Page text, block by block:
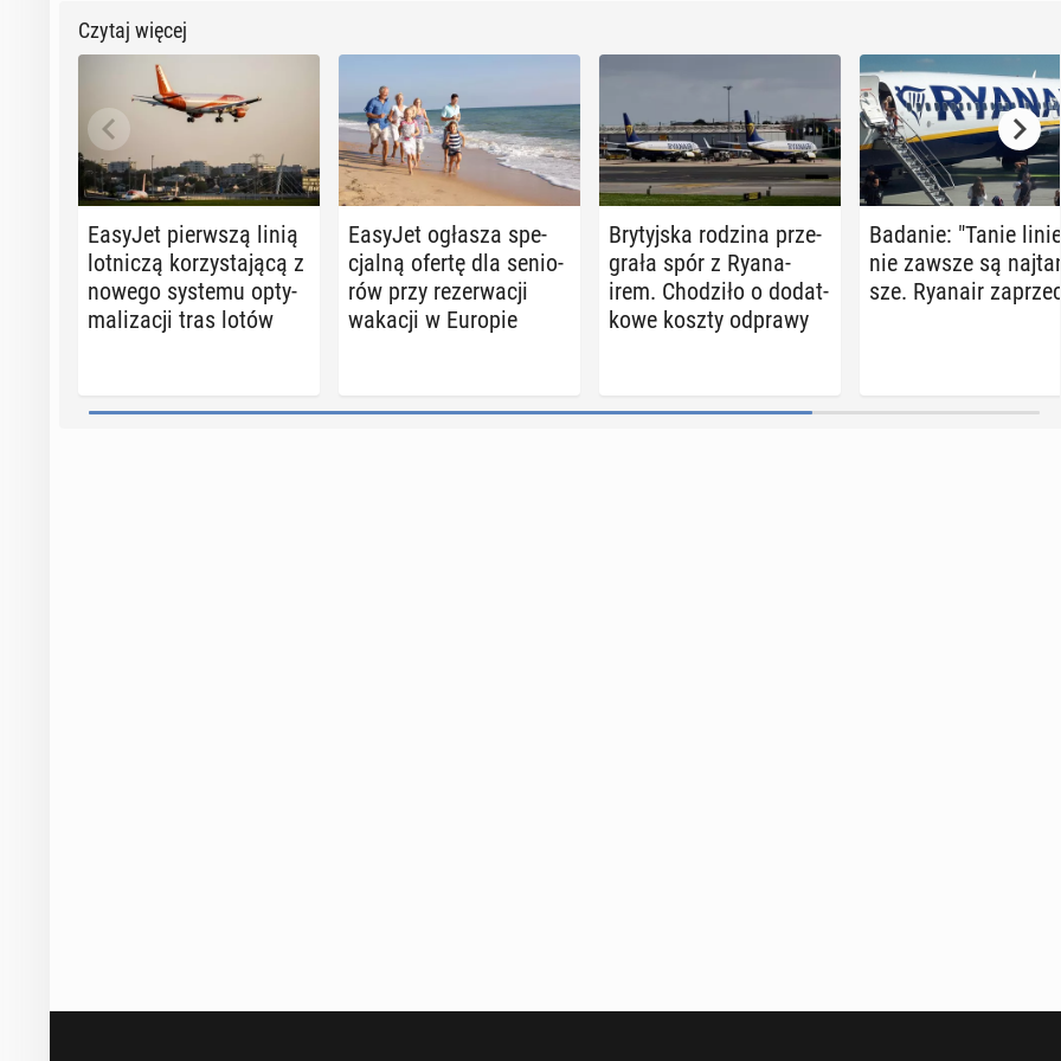
Czytaj więcej
EasyJet pierw­szą linią
lot­ni­czą ko­rzy­sta­ją­cą z
nowego systemu opty­
ma­li­za­cji tras lotów
EasyJet ogłasza spe­
cjal­ną ofertę dla se­nio­
rów przy re­zer­wa­cji
wakacji w Europie
Bry­tyj­ska rodzina prze­
gra­ła spór z Ry­ana­
irem. Cho­dzi­ło o do­dat­
ko­we koszty odprawy
Badanie: "Tanie linie"
nie zawsze są naj­tań­
sze. Ryanair